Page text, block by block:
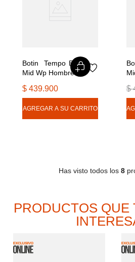
Botin  Tempo Exp
Mid Wp Hombre
$ 439.900 $
Has visto todos los 8
PRODUCTOS QUE